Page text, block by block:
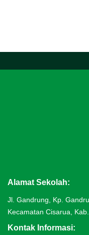
Alamat Sekolah:
Jl. Gandrung, Kp.
Kecamatan Cisarua,
Kontak Informasi: